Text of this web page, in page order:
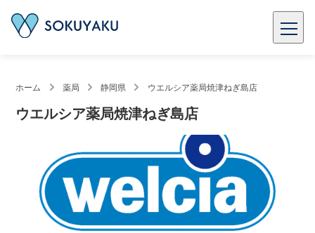
ホーム 薬局 静岡県 ウエルシア薬局焼津ねぎ島店
ウエルシア薬局焼津ねぎ島店